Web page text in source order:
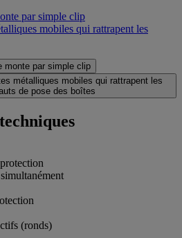
monte par simple clip
métalliques mobiles qui rattrapent les
de pose des boîtes
(ronds)